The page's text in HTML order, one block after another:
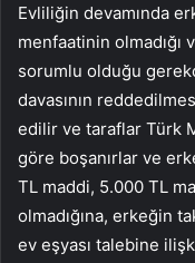
Evliliğin devamında
menfaatinin olmadığı
sorumlu olduğu
davasının
edilir ve taraflar Türk
göre boşanırlar ve
TL maddi, 5.000 TL
olmadığına, erkeğin
ev eşyası talebine